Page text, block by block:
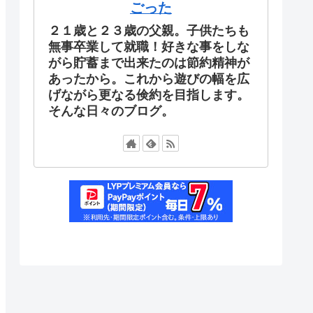
ごった
２１歳と２３歳の父親。子供たちも
無事卒業して就職！好きな事をしな
がら貯蓄まで出来たのは節約精神が
あったから。これから遊びの幅を広
げながら更なる倹約を目指します。
そんな日々のブログ。